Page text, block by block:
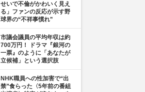
せいで不倫がかわいく見え
る」ファンの反応が示す野
球界の“不祥事慣れ”
市議会議員の平均年収は約
700万円！ ドラマ『銀河の
一票』のように「あなたが
立候補」という選択肢
NHK職員への性加害で“出
禁”食らった〈5年前の番組